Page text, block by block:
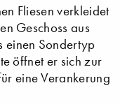
Fliesen verkleidet
Geschoss aus
einen Sondertyp
öffnet er sich zur
eine Verankerung